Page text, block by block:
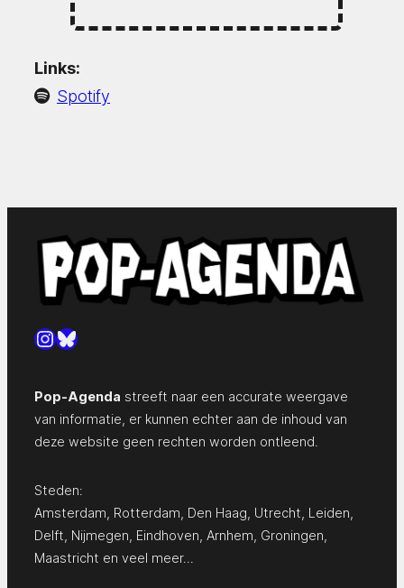
Links:
Spotify
Instagram
Bluesky
Pop-Agenda streeft naar een accurate weergave
van informatie, er kunnen echter aan de inhoud van
deze website geen rechten worden ontleend.
Steden:
Amsterdam Rotterdam Den Haag Utrecht Leiden
Delft Nijmegen Eindhoven Arnhem Groningen
Maastricht en veel meer…